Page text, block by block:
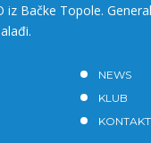
iz Bačke Topole.
NEWS
KLUB
KONTAKT